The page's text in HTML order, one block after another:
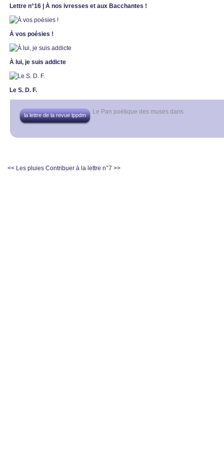
Lettre n°16 | À nos ivresses et aux Bacchantes !
À vos poésies !
À lui, je suis addicte
Le S. D. F.
Le Pan poétique des muses dans
la lettre de la revue lppdm
<< Les pluies Contribuer à la lettre n°7 >>